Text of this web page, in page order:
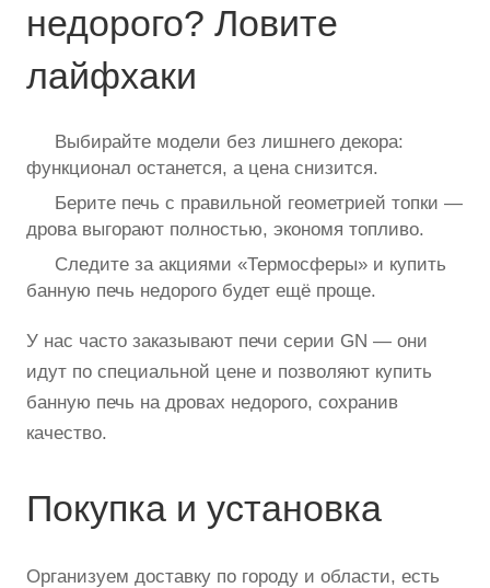
недорого? Ловите
лайфхаки
Выбирайте модели без лишнего декора:
функционал останется, а цена снизится.
Берите печь с правильной геометрией топки —
дрова выгорают полностью, экономя топливо.
Следите за акциями «Термосферы» и купить
банную печь недорого будет ещё проще.
У нас часто заказывают печи серии GN — они
идут по специальной цене и позволяют купить
банную печь на дровах недорого, сохранив
качество.
Покупка и установка
Организуем доставку по городу и области, есть